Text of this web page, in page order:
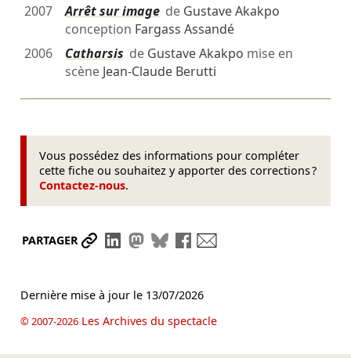
2007
Arrêt sur imagede Gustave Akakpo
conception Fargass Assandé
2006
Catharsis de Gustave Akakpo mise en
scène Jean-Claude Berutti
Vous possédez des informations pour compléter
cette fiche ou souhaitez y apporter des corrections ?
Contactez-nous.
PARTAGER Partager le lien
Partager sur LinkedIn
Partager sur Mastodon
Partager sur Bluesky
Partager sur Facebook
Dernière mise à jour le 13/07/2026
© 2007-2026Les Archives du spectacle